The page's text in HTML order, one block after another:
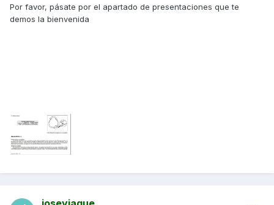
Por favor, pásate por el apartado de presentaciones que te
demos la bienvenida